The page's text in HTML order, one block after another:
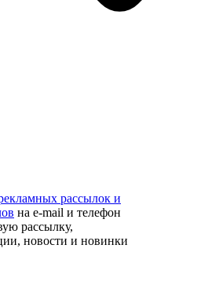
рассылок и
на e‑mail и телефон
рассылку,
новости и новинки